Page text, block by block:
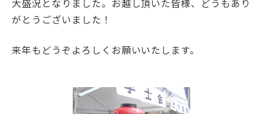
背景色変更
大盛況となりました。お越し頂いた皆様、どうもあり
がとうございました！
来年もどうぞよろしくお願いいたします。